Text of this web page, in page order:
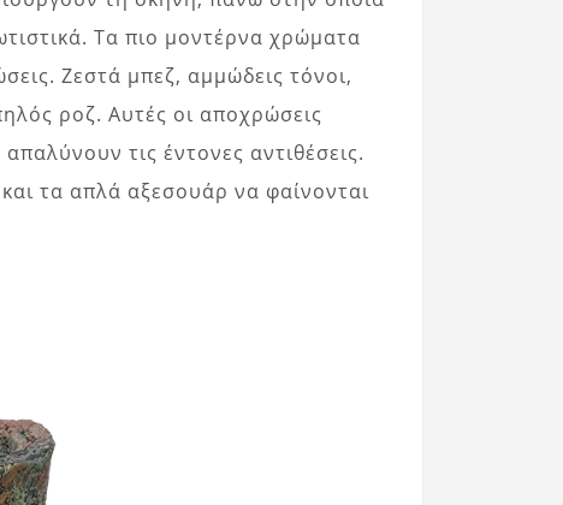
Τα πιο μοντέρνα χρώματα
Ζεστά μπεζ, αμμώδεις τόνοι,
ροζ. Αυτές οι αποχρώσεις
τις έντονες αντιθέσεις.
τα απλά αξεσουάρ να φαίνονται